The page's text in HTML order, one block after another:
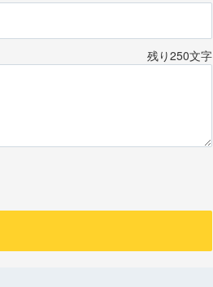
残り250文字